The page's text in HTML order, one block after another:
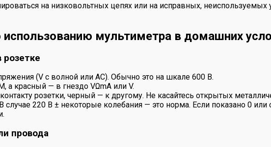
на низковольтных цепях или на исправных,
использованию мультиметра в домашних
(V с волной или AC). Обычно это на шкале 600 В.
а красный — в гнездо VΩmA или V.
розетки, черный — к другому. Не касайтесь открытых
случае 220 В ± некоторые колебания — это норма. Если показано 0
провода